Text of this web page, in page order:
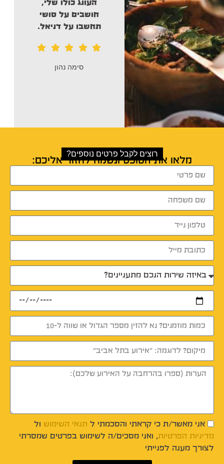
העונג כולו שלי,
חושבים על סושי
תחשבו על דניאל.
סימה נהון
רוצים לקבל פרטים נוספים?
מלאו את הטופס ונשמח לחזור אליכם:
אני מאשר/ת כי קראתי והסכמתי ל תנאי השימוש ול
מדיניות הפרטיות, ואני מסכים/ה לשימוש בפרטים שמסרתי
לצורך מענה לפנייתי